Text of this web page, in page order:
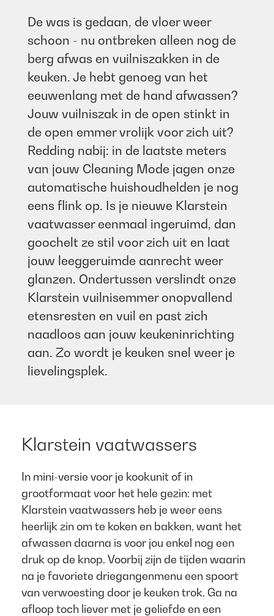
De was is gedaan, de vloer weer
schoon - nu ontbreken alleen nog de
berg afwas en vuilniszakken in de
keuken. Je hebt genoeg van het
eeuwenlang met de hand afwassen?
Jouw vuilniszak in de open stinkt in
de open emmer vrolijk voor zich uit?
Redding nabij: in de laatste meters
van jouw Cleaning Mode jagen onze
automatische huishoudhelden je nog
eens flink op. Is je nieuwe Klarstein
vaatwasser eenmaal ingeruimd, dan
goochelt ze stil voor zich uit en laat
jouw leeggeruimde aanrecht weer
glanzen. Ondertussen verslindt onze
Klarstein vuilnisemmer onopvallend
etensresten en vuil en past zich
naadloos aan jouw keukeninrichting
aan. Zo wordt je keuken snel weer je
lievelingsplek.
Klarstein vaatwassers​ ​
In mini-versie voor je kookunit of in
grootformaat voor het hele gezin: met
Klarstein vaatwassers heb je weer eens
heerlijk zin om te koken en bakken, want het
afwassen daarna is voor jou enkel nog een
druk op de knop. Voorbij zijn de tijden waarin
na je favoriete driegangenmenu een spoort
van verwoesting door je keuken trok. Ga na
afloop toch liever met je geliefde en een